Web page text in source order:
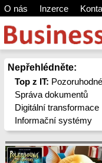
O nás Inzerce
Nepřehlédněte:
Top z IT:
Správa dokumentů
Digitální transformace
Informační systémy